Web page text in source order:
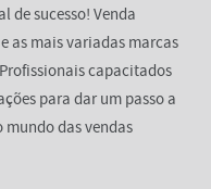
de sucesso! Venda
as mais variadas marcas
capacitados
para dar um passo a
mundo das vendas